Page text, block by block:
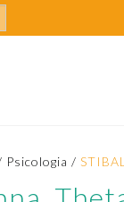
Psicologia /